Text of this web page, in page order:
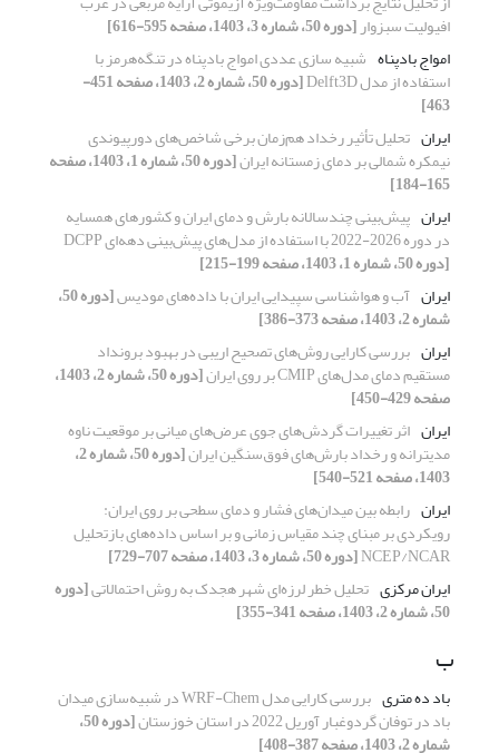
افیولیت سبزوار[دوره 50، شماره 3، 1403، صفحه 595-616]
امواج بادپناه شبیه‏ سازی عددی امواج بادپناه در تنگه‌هرمز با
استفاده از مدل Delft3D [دوره 50، شماره 2، 1403، صفحه 451-
463]
ایران تحلیل تأثیر رخداد هم‌زمان برخی شاخص‌های دورپیوندی
نیمکره شمالی بر دمای زمستانه ایران [دوره 50، شماره 1، 1403، صفحه
165-184]
ایران پیش‌بینی چندسالانه بارش و دمای ایران و کشورهای همسایه
در دوره 2026-2022 با استفاده از مدل‌های پیش‌بینی دهه‌ای DCPP
[دوره 50، شماره 1، 1403، صفحه 199-215]
ایران آب و هواشناسی سپیدایی ایران با داده‌های مودیس [دوره 50،
شماره 2، 1403، صفحه 373-386]
ایران بررسی کارایی روش‌های تصحیح اریبی در بهبود برونداد
مستقیم دمای مدل‌های CMIP بر روی ایران [دوره 50، شماره 2، 1403،
صفحه 429-450]
ایران اثر تغییرات گردش‌های جوی عرض‌های میانی بر موقعیت ناوه
مدیترانه و رخداد بارش‌های فوق‌سنگین ایران [دوره 50، شماره 2،
1403، صفحه 521-540]
ایران رابطه بین میدان‌های فشار و دمای سطحی بر روی ایران:
رویکردی بر مبنای چند مقیاس زمانی و بر اساس داده‌های بازتحلیل
NCEP/NCAR[دوره 50، شماره 3، 1403، صفحه 707-729]
ایران مرکزی تحلیل خطر لرزه‌ای شهر هجدک به روش احتمالاتی[دوره
50، شماره 2، 1403، صفحه 341-355]
ب
باد ده متری بررسی کارایی مدل WRF-Chem در شبیه‌سازی میدان
باد در توفان گردوغبار آوریل 2022 در استان خوزستان [دوره 50،
شماره 2، 1403، صفحه 387-408]